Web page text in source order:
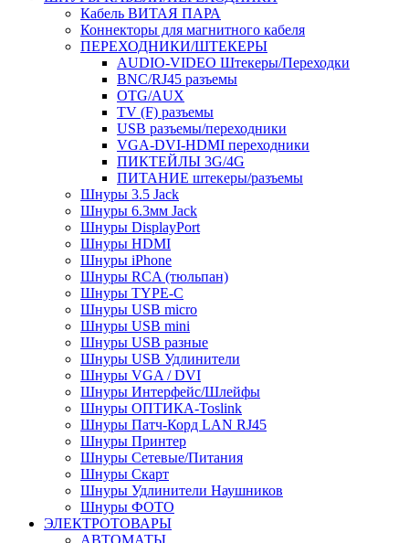
Кабель ВИТАЯ ПАРА
Коннекторы для магнитного кабеля
ПЕРЕХОДНИКИ/ШТЕКЕРЫ
AUDIO-VIDEO Штекеры/Переходки
BNC/RJ45 разъемы
OTG/AUX
TV (F) разъемы
USB разъемы/переходники
VGA-DVI-HDMI переходники
ПИКТЕЙЛЫ 3G/4G
ПИТАНИЕ штекеры/разъемы
Шнуры 3.5 Jack
Шнуры 6.3мм Jack
Шнуры DisplayPort
Шнуры HDMI
Шнуры iPhone
Шнуры RCA (тюльпан)
Шнуры TYPE-C
Шнуры USB micro
Шнуры USB mini
Шнуры USB разные
Шнуры USB Удлинители
Шнуры VGA / DVI
Шнуры Интерфейс/Шлейфы
Шнуры ОПТИКА-Toslink
Шнуры Патч-Корд LAN RJ45
Шнуры Принтер
Шнуры Сетевые/Питания
Шнуры Скарт
Шнуры Удлинители Наушников
Шнуры ФОТО
ЭЛЕКТРОТОВАРЫ
АВТОМАТЫ